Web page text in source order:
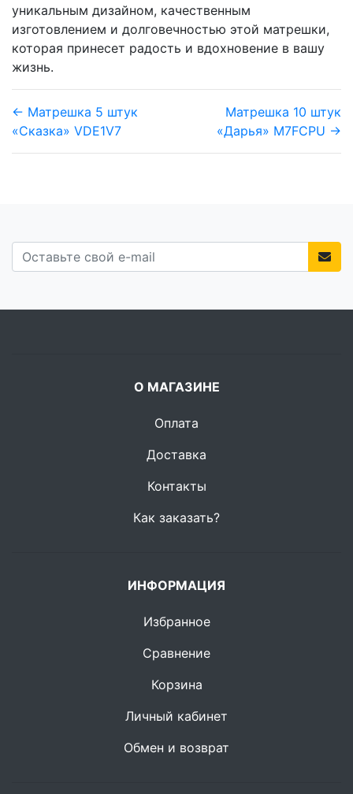
уникальным дизайном, качественным
изготовлением и долговечностью этой матрешки,
которая принесет радость и вдохновение в вашу
жизнь.
← Матрешка 5 штук
«Сказка» VDE1V7
Матрешка 10 штук
«Дарья» M7FCPU →
О МАГАЗИНЕ
Оплата
Доставка
Контакты
Как заказать?
ИНФОРМАЦИЯ
Избранное
Сравнение
Корзина
Личный кабинет
Обмен и возврат